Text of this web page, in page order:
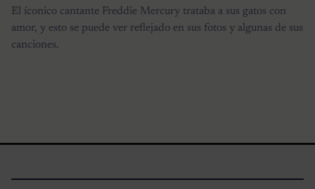
El íconico cantante Freddie Mercury trataba a sus gatos con
amor, y esto se puede ver reflejado en sus fotos y algunas de sus
canciones.